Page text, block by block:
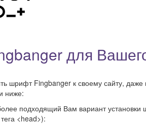
для
шрифт Fingbanger к своему сайту, даже
ниже:
подходящий Вам вариант установки
<head>):